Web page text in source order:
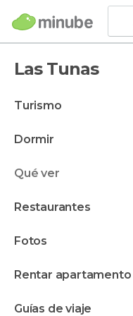
Las Tunas
turismo
dormir
qué ver
restaurantes
fotos
rentar apartamento
guías de viaje